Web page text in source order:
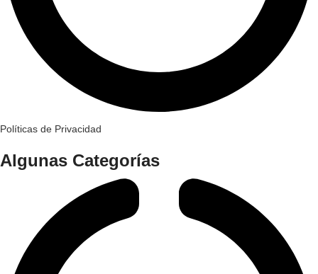
Políticas de Privacidad
Algunas Categorías